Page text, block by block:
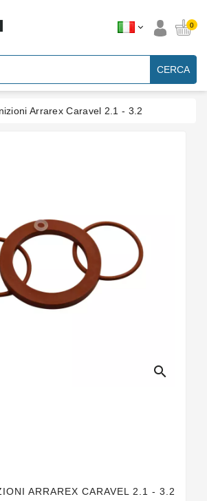
0
CERCA
Arrarex Caravel 2.1 - 3.2
search
ARRAREX CARAVEL 2.1 - 3.2